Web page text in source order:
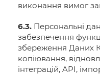
виконання вимог
6.3. Персональні
забезпечення
збереження Даних
копіювання,
інтеграцій, API,